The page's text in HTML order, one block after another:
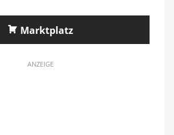
Marktplatz
ANZEIGE